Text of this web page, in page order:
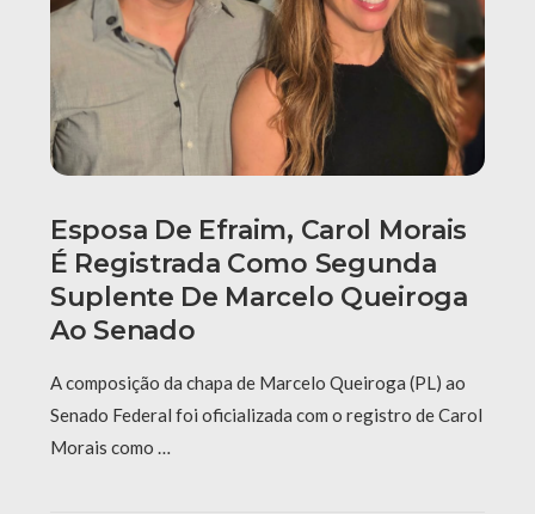
Esposa De Efraim, Carol Morais
É Registrada Como Segunda
Suplente De Marcelo Queiroga
Ao Senado
A composição da chapa de Marcelo Queiroga (PL) ao
Senado Federal foi oficializada com o registro de Carol
Morais como …